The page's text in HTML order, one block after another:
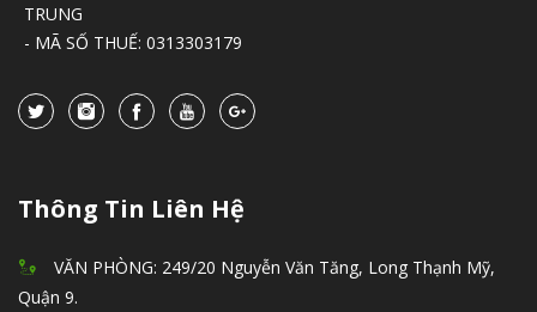
TRUNG
- MÃ SỐ THUẾ: 0313303179
Thông Tin Liên Hệ
VĂN PHÒNG: 249/20 Nguyễn Văn Tăng, Long Thạnh Mỹ,
Quận 9.